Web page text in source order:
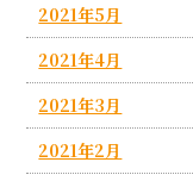
2021年5月
2021年4月
2021年3月
2021年2月